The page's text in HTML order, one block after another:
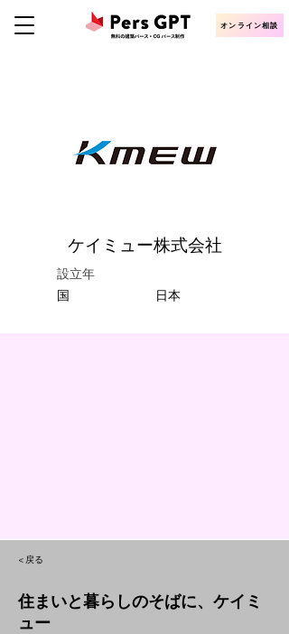
オンライン相談
ケイミュー株式会社
設立年
​国
日本
< 戻る
住まいと暮らしのそばに、ケイミ
ュー